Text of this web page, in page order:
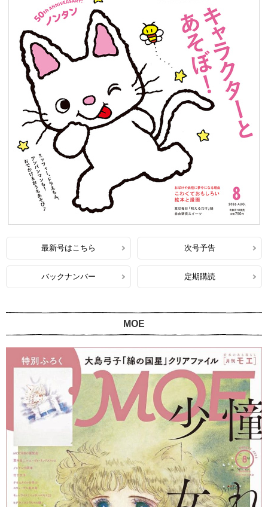
最新号はこちら 次号予告
バックナンバー 定期購読
MOE